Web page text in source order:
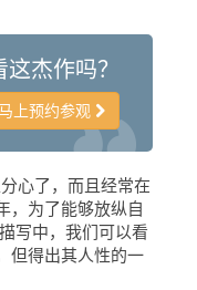
杰作吗？
上预约参观
心了，而且经常在
，为了能够放纵自
写中，我们可以看
但得出其人性的一